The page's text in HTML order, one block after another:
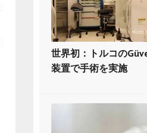
世界初：トルコの
装置で手術を実施